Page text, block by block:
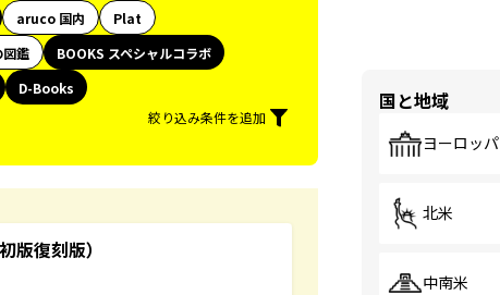
aruco 国内
Plat
図鑑
BOOKS スペシャルコラボ
D-Books
絞り込み条件を追加
版復刻版）
国と地域
ヨーロッパ
北米
中南米